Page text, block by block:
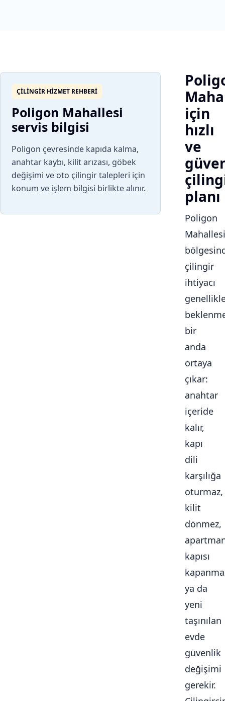
ÇILINGIR HIZMET REHBERI
Poligon Mahallesi
servis bilgisi
Poligon çevresinde kapıda kalma,
anahtar kaybı, kilit arızası, göbek
değişimi ve oto çilingir talepleri için
konum ve işlem bilgisi birlikte alınır.
için
hızlı
ve
planı
Poligon
Mahallesi
çilingir
ihtiyacı
bir
anda
ortaya
çıkar:
anahtar
içeride
kalır,
kapı
dili
karşılığa
oturmaz,
kilit
dönmez,
kapısı
ya da
yeni
taşınılan
evde
güvenlik
değişimi
gerekir.